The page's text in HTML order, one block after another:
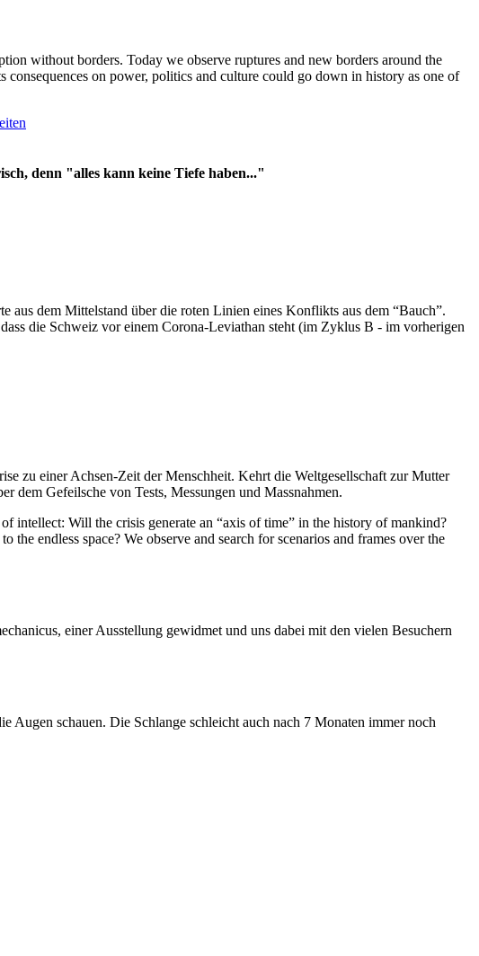
without borders. Today we observe ruptures and new borders around the
on power, politics and culture could go down in history as one of
denn "alles kann keine Tiefe haben..."
aus dem Mittelstand über die roten Linien eines Konflikts aus dem “Bauch”.
die Schweiz vor einem Corona-Leviathan steht (im Zyklus B - im vorherigen
zu einer Achsen-Zeit der Menschheit. Kehrt die Weltgesellschaft zur Mutter
dem Gefeilsche von Tests, Messungen und Massnahmen.
Will the crisis generate an “axis of time” in the history of mankind?
endless space? We observe and search for scenarios and frames over the
einer Ausstellung gewidmet und uns dabei mit den vielen Besuchern
schauen. Die Schlange schleicht auch nach 7 Monaten immer noch